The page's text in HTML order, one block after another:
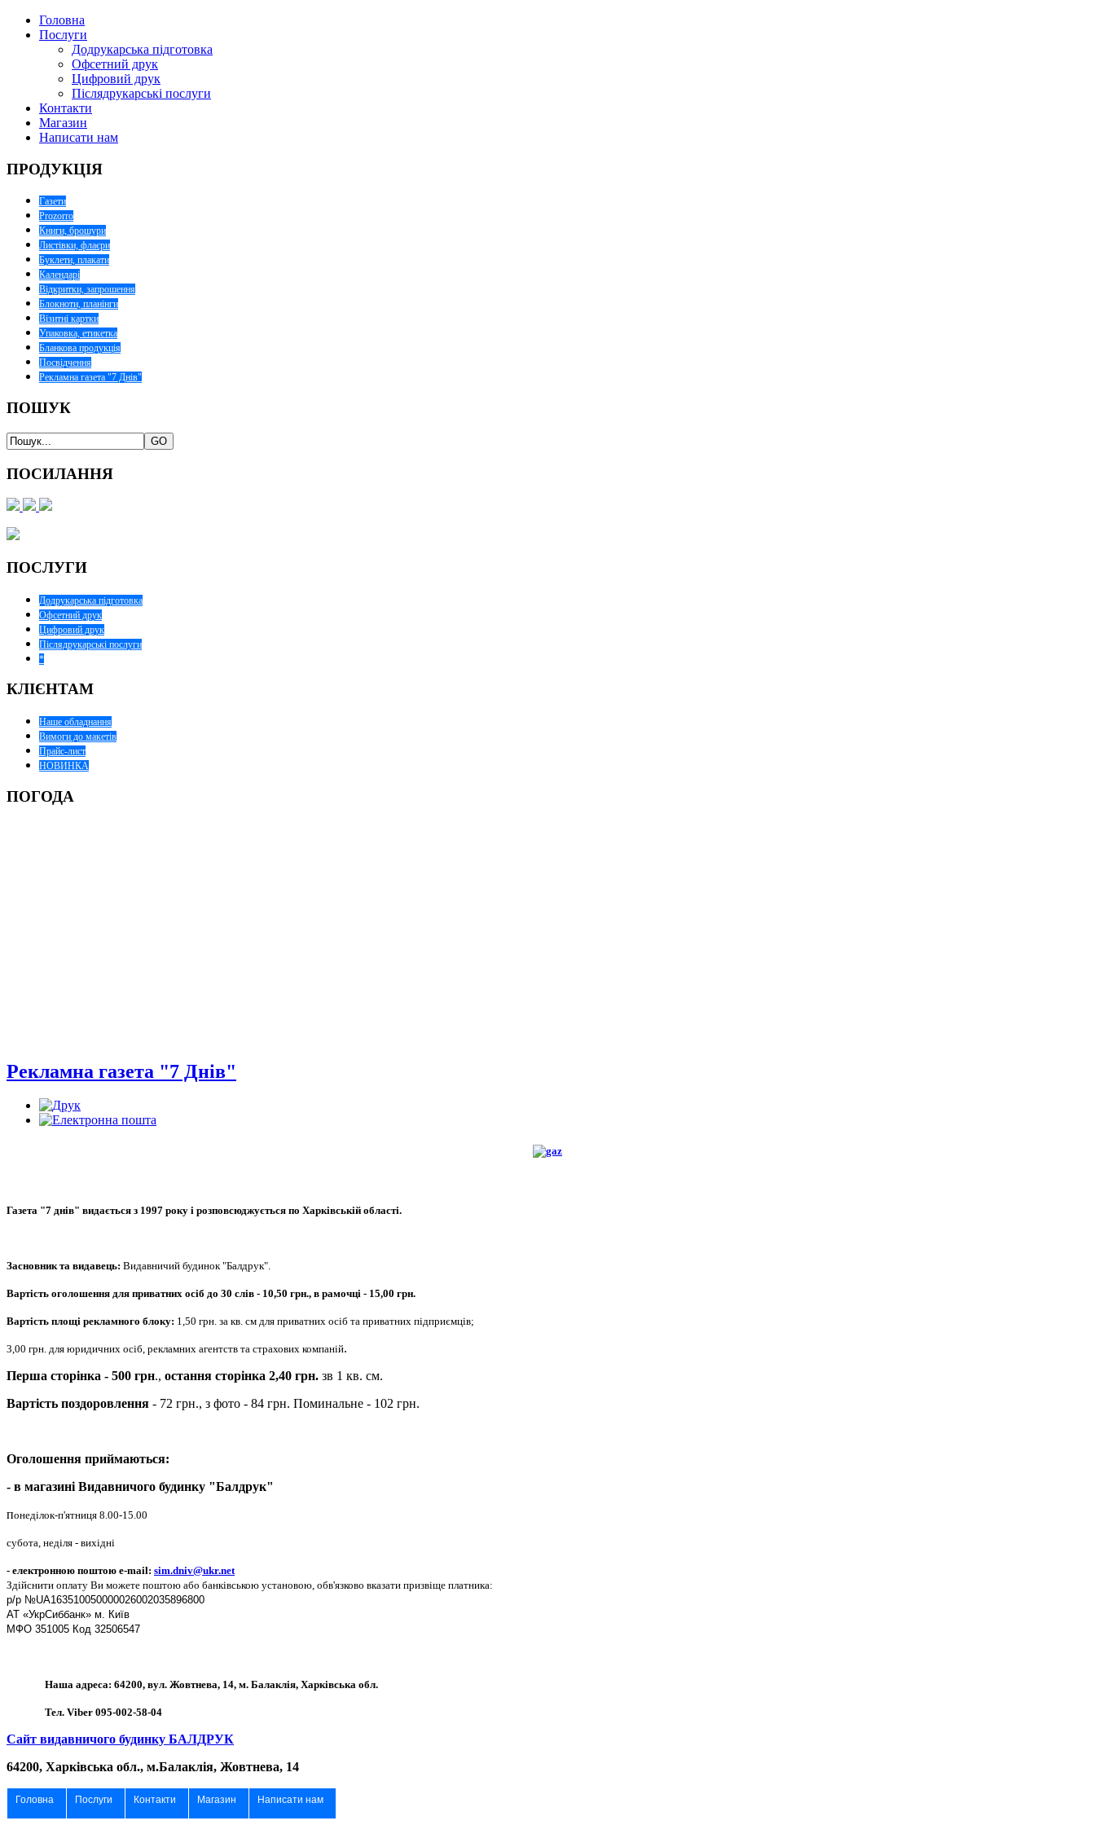
Головна
Послуги
Додрукарська підготовка
Офсетний друк
Цифровий друк
Післядрукарські послуги
Контакти
Магазин
Написати нам
ПРОДУКЦІЯ
Газети
Prozorro
Книги, брошури
Листівки, флаєри
Буклети, плакати
Календарі
Відкритки, запрошення
Блокноти, планінги
Візитні картки
Упаковка, етикетка
Бланкова продукція
Посвідчення
Рекламна газета "7 Днів"
ПОШУК
ПОСИЛАННЯ
ПОСЛУГИ
Додрукарська підготовка
Офсетний друк
Цифровий друк
Післядрукарські послуги
*
КЛІЄНТАМ
Наше обладнання
Вимоги до макетів
Прайс-лист
НОВИНКА
ПОГОДА
Рекламна газета "7 Днів"
Газета "7 днів" видається з 1997 року і розповсюджується по Харківській області.
Засновник та видавець: Видавничий будинок "Балдрук".
Вартість оголошення для приватних осіб до 30 слів - 10,50 грн., в рамочці - 15,00 грн.
Вартість площі рекламного блоку: 1,50 грн. за кв. см для приватних осіб та приватних підприємців;
3,00 грн. для юридичних осіб, рекламних агентств та страхових компаній.
Перша сторінка - 500 грн., остання сторінка 2,40 грн. зв 1 кв. см.
Вартість поздоровлення - 72 грн., з фото - 84 грн. Поминальне - 102 грн.
Оголошення приймаються:
- в магазині Видавничого будинку "Балдрук"
понеділок-п'ятниця 8.00-15.00
субота, неділя - вихідні
- електронною поштою e-mail: sim.dniv@ukr.net
Здійснити оплату Ви можете поштою або банківською установою, обв'язково вказати призвіще платника:
р/р №UA163510050000026002035896800
АТ «УкрСиббанк» м. Київ
МФО 351005 Код 32506547
Наша адреса: 64200, вул. Жовтнева, 14, м. Балаклія, Харківська обл.
Тел. Viber 095-002-58-04
Сайт видавничого будинку БАЛДРУК
64200, Харківська обл., м.Балаклія, Жовтнева, 14
Головна Послуги Контакти Магазин Написати нам